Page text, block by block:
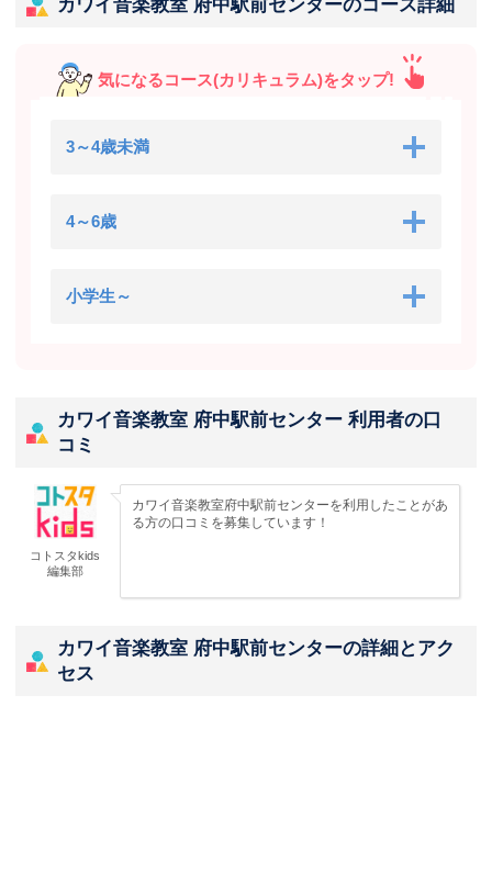
カワイ音楽教室 府中駅前センターのコース詳細
気になるコース(カリキュラム)をタップ!
3～4歳未満
4～6歳
小学生～
カワイ音楽教室 府中駅前センター 利用者の口
コミ
コトスタkids
編集部
カワイ音楽教室府中駅前センターを利用したことがあ
る方の口コミを募集しています！
カワイ音楽教室 府中駅前センターの詳細とアク
セス